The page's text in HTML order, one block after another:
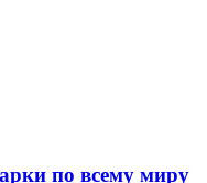
по всему миру